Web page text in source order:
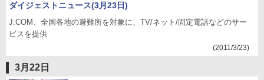
ダイジェストニュース(3月23日)
J:COM、全国各地の避難所を対象に、TV/ネット/固定電話などのサー
ビスを提供
(2011/3/23)
3月22日